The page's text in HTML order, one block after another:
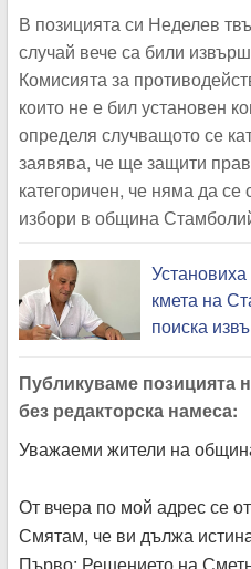
В позицията си Неделев
случай вече са били
Комисията за
които не е бил установен
определя случващото се
заявява, че ще защити
категоричен, че няма да се
избори в община
кмета на
поиска
Публикуваме позицията
без редакторска намеса:
Уважаеми жители на
От вчера по мой адрес се
Смятам, че ви дължа